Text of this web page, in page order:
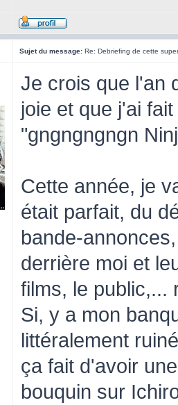
Sujet du message: Re: Debriefing de cette
Je crois que l'an
joie et que j'ai
"gngngngngn
Cette année, je
était parfait, du
bande-
derrière moi et
films, le public,...
Si, y a mon
littéralement
ça fait d'avoir
bouquin sur